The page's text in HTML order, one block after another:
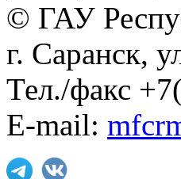
© ГАУ
г. Саранск,
Тел./факс
E-mail: